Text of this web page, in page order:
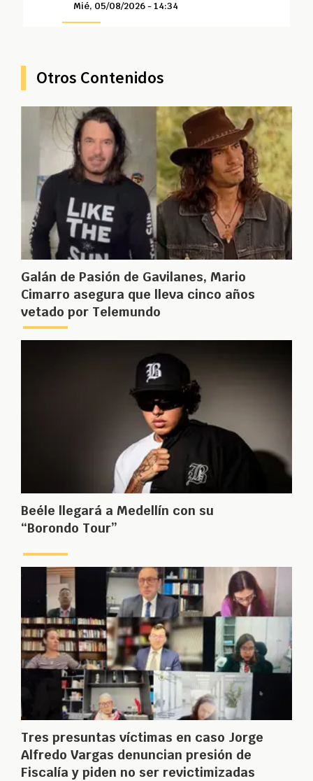
Mié, 05/08/2026 - 14:34
Otros Contenidos
Galán de Pasión de Gavilanes, Mario
Cimarro asegura que lleva cinco años
vetado por Telemundo
Beéle llegará a Medellín con su
“Borondo Tour”
Tres presuntas víctimas en caso Jorge
Alfredo Vargas denuncian presión de
Fiscalía y piden no ser revictimizadas